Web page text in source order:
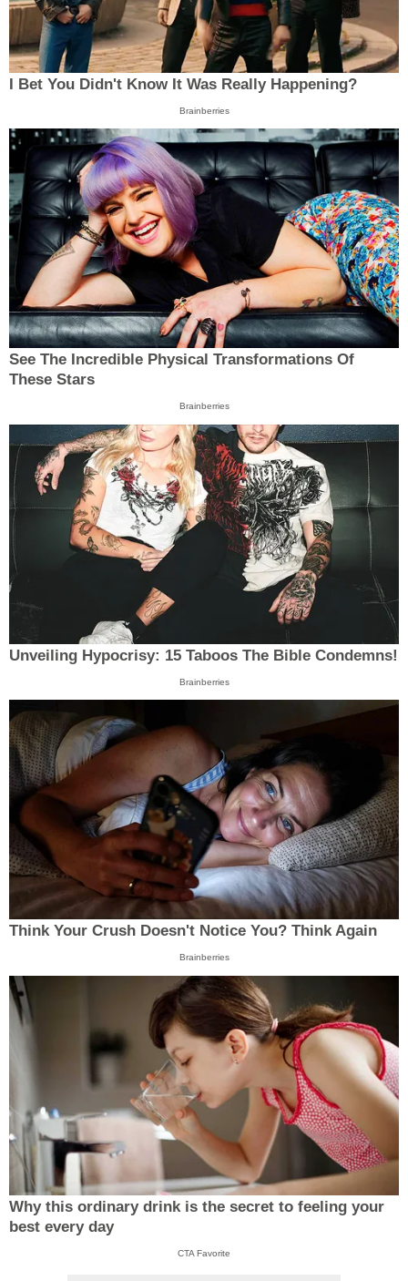
I Bet You Didn't Know It Was Really Happening?
Brainberries
See The Incredible Physical Transformations Of
These Stars
Brainberries
Unveiling Hypocrisy: 15 Taboos The Bible Condemns!
Brainberries
Think Your Crush Doesn't Notice You? Think Again
Brainberries
Why this ordinary drink is the secret to feeling your
best every day
CTA Favorite